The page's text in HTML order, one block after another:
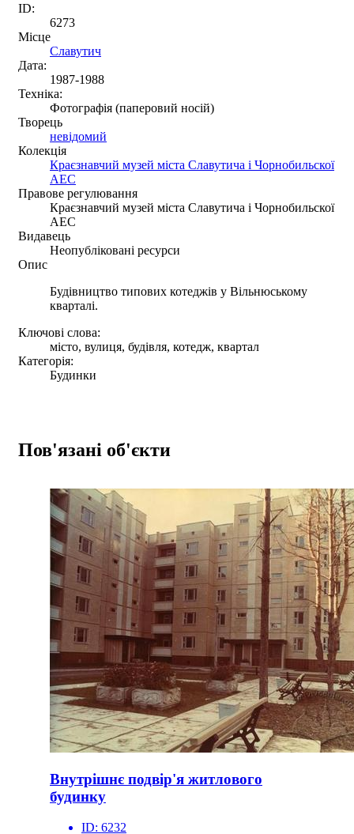
ID:
6273
Місце
Славутич
Дата:
1987-1988
Техніка:
Фотографія (паперовий носій)
Творець
невідомий
Колекція
Краєзнавчий музей міста Славутича і Чорнобильскої
АЕС
Правове регулювання
Краєзнавчий музей міста Славутича і Чорнобильскої
АЕС
Видавець
Неопубліковані ресурси
Опис
Будівництво типових котеджів у Вільнюському
кварталі.
Ключові слова:
місто, вулиця, будівля, котедж, квартал
Категорія:
Будинки
Пов'язані об'єкти
Внутрішнє подвір'я житлового
будинку
ID: 6232